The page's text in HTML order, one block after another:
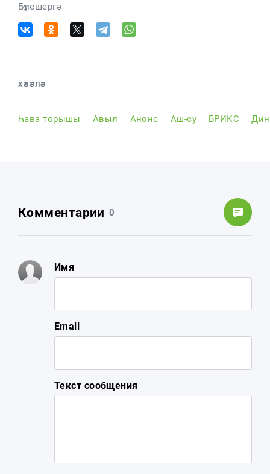
Бүлешергә
ХӘБӘРЛӘР
Һава торышы Авыл Анонс Аш-су БРИКС Дин
Комментарии 0
Имя
Email
Текст сообщения